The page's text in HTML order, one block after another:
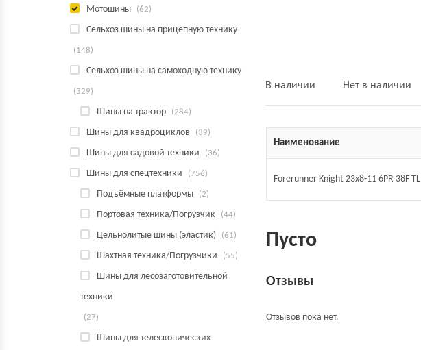
В наличии Нет в наличии
Наименование
Forerunner Knight 23x8-11 6PR 38F TL
Пусто
Отзывы
Отзывов пока нет.
Мотошины (62)
Сельхоз шины на прицепную технику
(148)
Сельхоз шины на самоходную технику
(329)
Шины на трактор (284)
Шины для квадроциклов (39)
Шины для садовой техники (36)
Шины для спецтехники (756)
Подъёмные платформы (2)
Портовая техника/Погрузчик (44)
Цельнолитые шины (эластик) (61)
Шахтная техника/Погрузчики (55)
Шины для лесозаготовительной
техники
(27)
Шины для телескопических